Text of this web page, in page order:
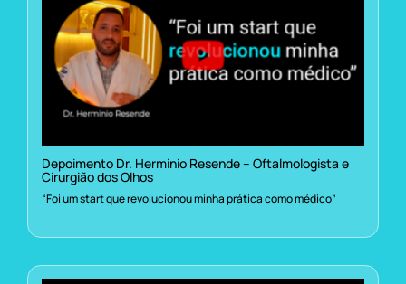
Depoimento Dr. Herminio Resende – Oftalmologista e
Cirurgião dos Olhos
“Foi um start que revolucionou minha prática como médico”